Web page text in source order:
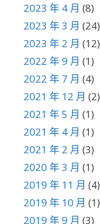
2023 年 4 月 (8)
2023 年 3 月 (24)
2023 年 2 月 (12)
2022 年 9 月 (1)
2022 年 7 月 (4)
2021 年 12 月 (2)
2021 年 5 月 (1)
2021 年 4 月 (1)
2021 年 2 月 (3)
2020 年 3 月 (1)
2019 年 11 月 (4)
2019 年 10 月 (1)
2019 年 9 月 (3)